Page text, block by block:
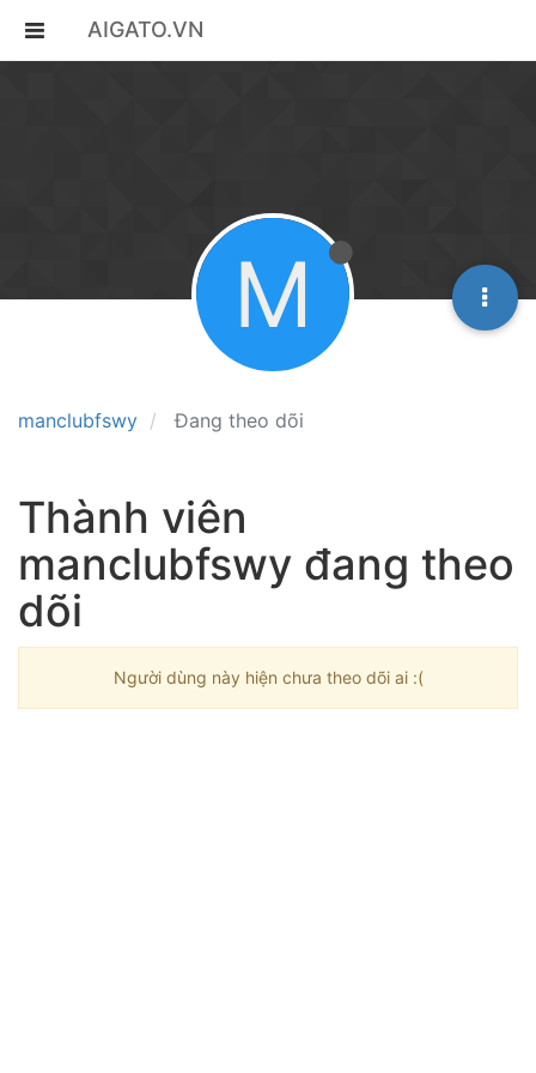
AIGATO.VN
manclubfswy Đang theo dõi
M
Thành viên
manclubfswy đang theo
dõi
Người dùng này hiện chưa theo dõi ai :(